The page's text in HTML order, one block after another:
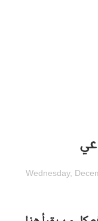
Wednesday,